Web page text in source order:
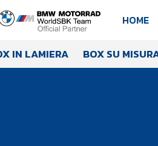
HOME
IN LAMIERA BOX SU